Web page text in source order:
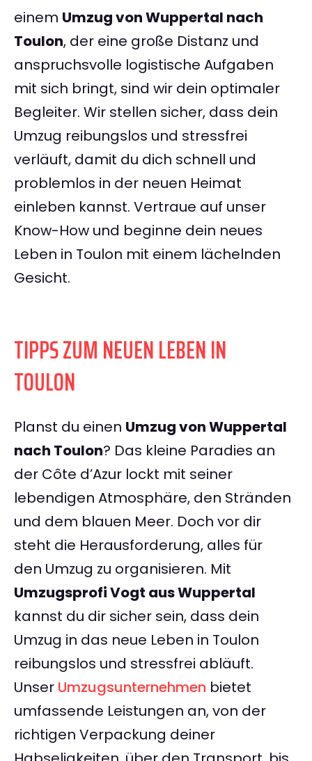
einem Umzug von Wuppertal nach
Toulon, der eine große Distanz und
anspruchsvolle logistische Aufgaben
mit sich bringt, sind wir dein optimaler
Begleiter. Wir stellen sicher, dass dein
Umzug reibungslos und stressfrei
verläuft, damit du dich schnell und
problemlos in der neuen Heimat
einleben kannst. Vertraue auf unser
Know-How und beginne dein neues
Leben in Toulon mit einem lächelnden
Gesicht.
TIPPS ZUM NEUEN LEBEN IN
TOULON
Planst du einen Umzug von Wuppertal
nach Toulon? Das kleine Paradies an
der Côte d’Azur lockt mit seiner
lebendigen Atmosphäre, den Stränden
und dem blauen Meer. Doch vor dir
steht die Herausforderung, alles für
den Umzug zu organisieren. Mit
Umzugsprofi Vogt aus Wuppertal
kannst du dir sicher sein, dass dein
Umzug in das neue Leben in Toulon
reibungslos und stressfrei abläuft.
Unser Umzugsunternehmen bietet
umfassende Leistungen an, von der
richtigen Verpackung deiner